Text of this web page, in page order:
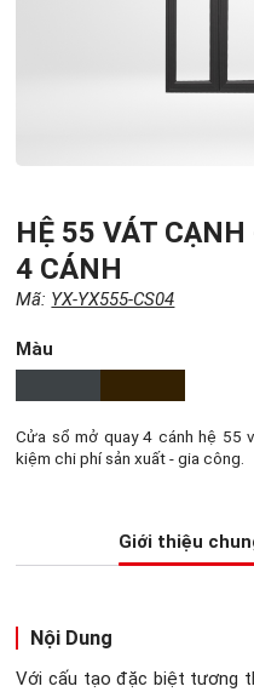
HỆ 55 VÁT CẠNH
4 CÁNH
Mã: YX-YX555-CS04
Màu
Cửa sổ mở quay 4 cánh hệ
kiệm chi phí sản xuất - gia công.
Giới thiệu
Nội Dung
Với cấu tạo đặc biệt tương